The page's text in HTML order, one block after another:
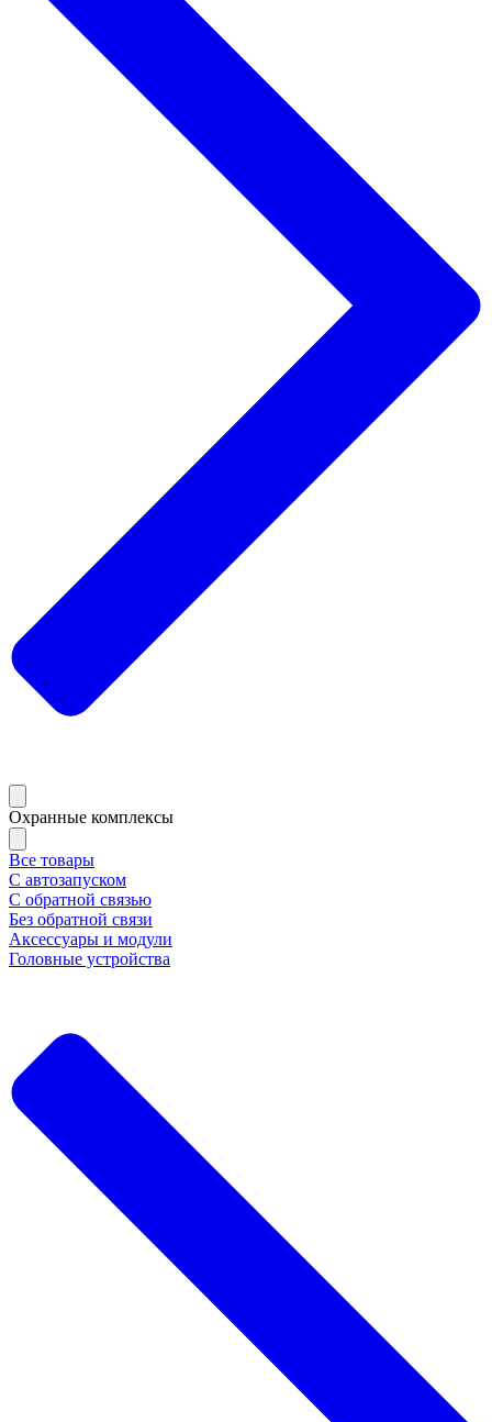
Охранные комплексы
Все товары
С автозапуском
С обратной связью
Без обратной связи
Аксессуары и модули
Головные устройства